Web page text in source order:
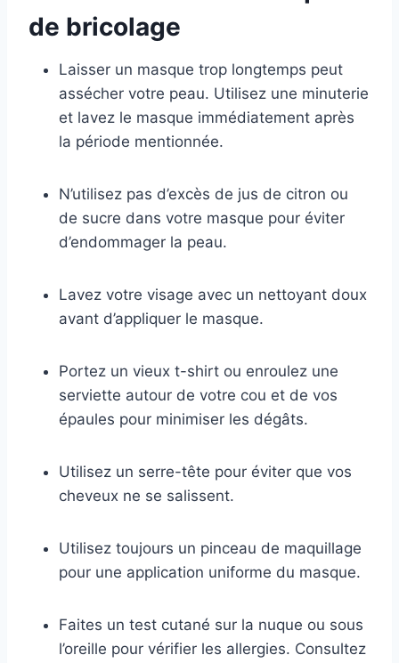
de bricolage
Laisser un masque trop longtemps peut
assécher votre peau. Utilisez une minuterie
et lavez le masque immédiatement après
la période mentionnée.
N’utilisez pas d’excès de jus de citron ou
de sucre dans votre masque pour éviter
d’endommager la peau.
Lavez votre visage avec un nettoyant doux
avant d’appliquer le masque.
Portez un vieux t-shirt ou enroulez une
serviette autour de votre cou et de vos
épaules pour minimiser les dégâts.
Utilisez un serre-tête pour éviter que vos
cheveux ne se salissent.
Utilisez toujours un pinceau de maquillage
pour une application uniforme du masque.
Faites un test cutané sur la nuque ou sous
l’oreille pour vérifier les allergies. Consultez